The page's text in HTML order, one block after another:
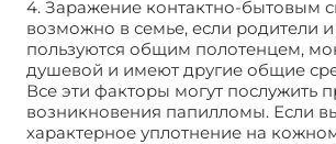
4. Заражение контактно-бытовым
возможно в семье, если родители
пользуются общим полотенцем,
душевой и имеют другие общие
Все эти факторы могут послужить
возникновения папилломы. Если
характерное уплотнение на